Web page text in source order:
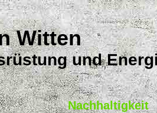
Witten
und
Nachhaltigkeit